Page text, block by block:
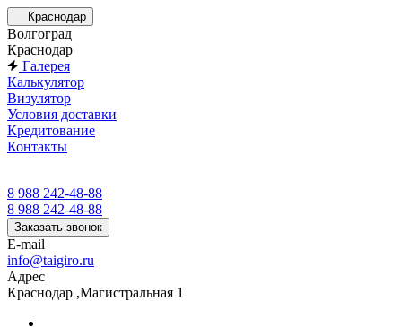
Краснодар
Волгоград
Краснодар
Галерея
Калькулятор
Визулятор
Условия доставки
Кредитование
Контакты
8 988 242-48-88
8 988 242-48-88
Заказать звонок
E-mail
info@taigiro.ru
Адрес
Краснодар ,Магистральная 1